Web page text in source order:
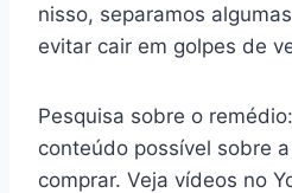
nisso, separamos
evitar cair em golpes de
Pesquisa sobre o
conteúdo possível sobre
comprar. Veja vídeos no